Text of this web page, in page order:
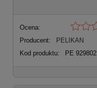
Ocena:
Producent:
PELIKAN
Kod produktu:
PE 929802